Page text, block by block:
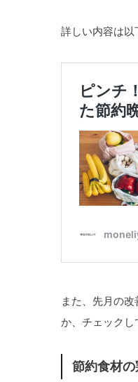
詳しい内容は以
また、先月の
か、チェックし
節約食材